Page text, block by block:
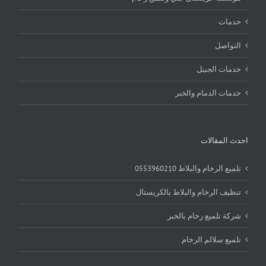
خدمات
التواصل
خدمات الجبيل
خدمات الدمام والخبر
احدث المقالات
تلميع الرخام والبلاط 0553960210
تنظيف الرخام والبلاط بالكريستال
شركة تلميع رخام بالخبر
تلميع سلالم الرخام